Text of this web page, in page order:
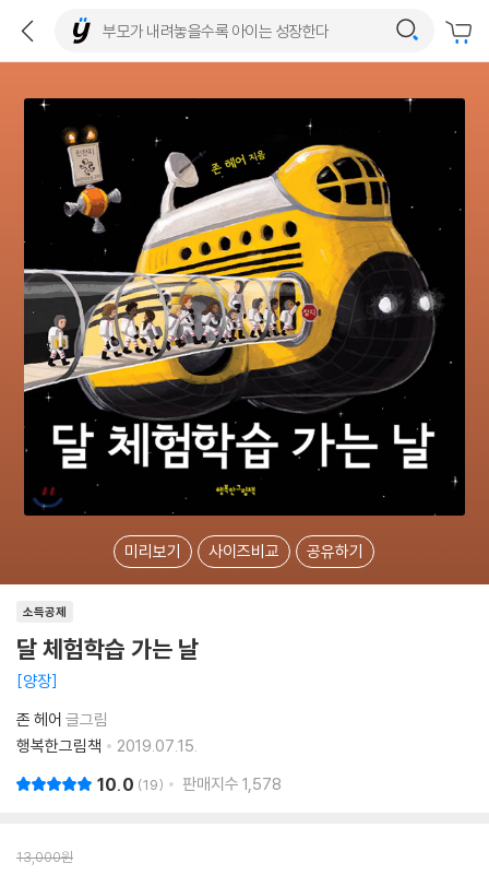
미리보기 사이즈비교 공유하기
소득공제
달 체험학습 가는 날
양장
존 헤어 글그림
행복한그림책
2019.07.15.
10.0 19 판매지수 1,578
13,000원